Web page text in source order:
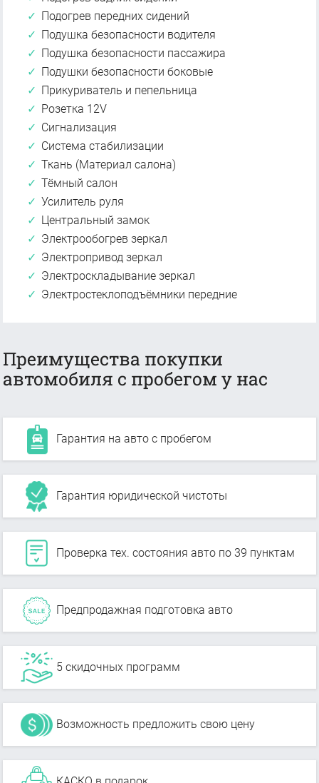
Подогрев передних сидений
Подушка безопасности водителя
Подушка безопасности пассажира
Подушки безопасности боковые
Прикуриватель и пепельница
Розетка 12V
Сигнализация
Система стабилизации
Ткань (Материал салона)
Тёмный салон
Усилитель руля
Центральный замок
Электрообогрев зеркал
Электропривод зеркал
Электроскладывание зеркал
Электростеклоподъёмники передние
Преимущества покупки
автомобиля с пробегом у нас
Гарантия на авто с пробегом
Гарантия юридической чистоты
Проверка тех. состояния авто по 39 пунктам
Предпродажная подготовка авто
5 скидочных программ
Возможность предложить свою цену